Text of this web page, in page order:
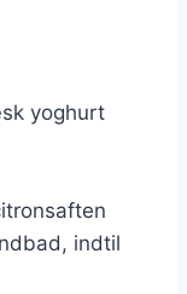
yoghurt
indtil